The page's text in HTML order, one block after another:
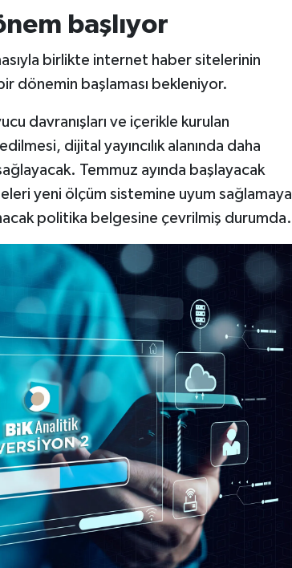
başlıyor
birlikte internet haber sitelerinin
dönemin başlaması bekleniyor.
davranışları ve içerikle kurulan
dijital yayıncılık alanında daha
Temmuz ayında başlayacak
yeni ölçüm sistemine uyum sağlamaya
politika belgesine çevrilmiş durumda.